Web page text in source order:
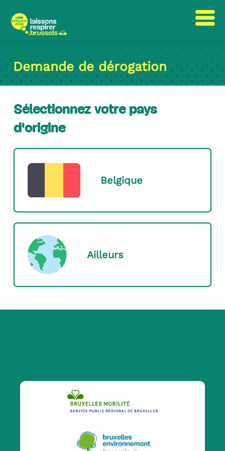
Passer
au
contenu
Passer
à
la
navigation
Demande de dérogation
Sélectionnez votre pays
d'origine
Belgique
Ailleurs